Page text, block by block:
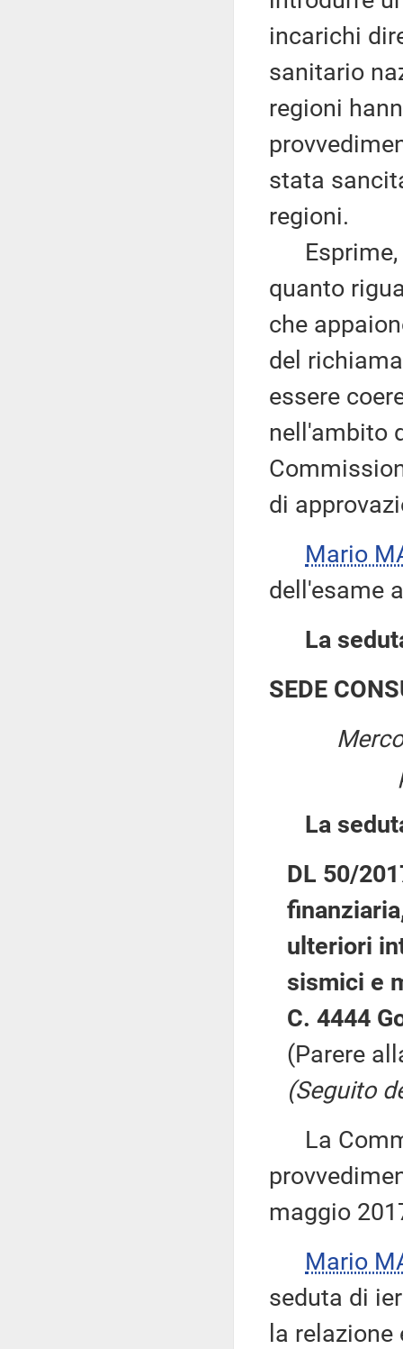
incarichi
sanitario
regioni
stata
regioni.
Esprime,
quanto
che
del
essere
nell'ambito
di
Mario
dell'esame
La
SEDE
La
DL 50/
ulteriori
sismici e
C. 4444
(Parere
(Seguito
La
maggio
Mario
seduta di
la